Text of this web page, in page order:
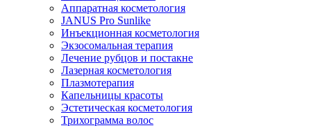
Аппаратная косметология
JANUS Pro Sunlike
Инъекционная косметология
Экзосомальная терапия
Лечение рубцов и постакне
Лазерная косметология
Плазмотерапия
Капельницы красоты
Эстетическая косметология
Трихограмма волос